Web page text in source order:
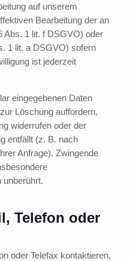
auf unserem
Bearbeitung der an
Abs. 1 lit. f DSGVO) oder
1 lit. a DSGVO) sofern
ist jederzeit
eingegebenen Daten
Löschung auffordern,
widerrufen oder der
entfällt (z. B. nach
Anfrage). Zwingende
unberührt.
Telefon oder
oder Telefax kontaktieren,